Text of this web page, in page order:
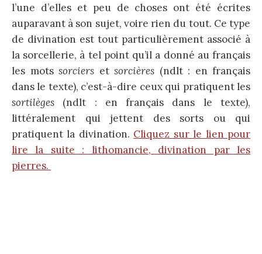
l’une d’elles et peu de choses ont été écrites
auparavant à son sujet, voire rien du tout. Ce type
de divination est tout particulièrement associé à
la sorcellerie, à tel point qu’il a donné au français
les mots sorciers et sorcières (ndlt : en français
dans le texte), c’est-à-dire ceux qui pratiquent les
sortilèges (ndlt : en français dans le texte),
littéralement qui jettent des sorts ou qui
pratiquent la divination. Cliquez sur le lien pour
lire la suite : lithomancie, divination par les
pierres.